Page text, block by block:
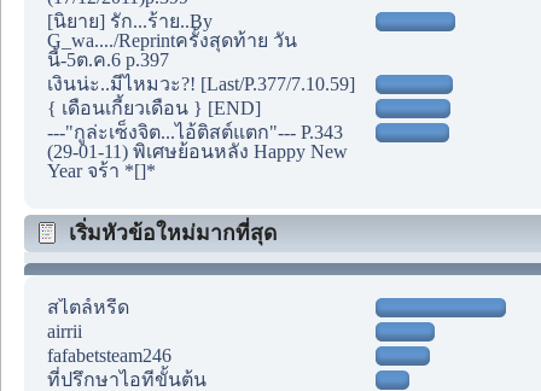
[นิยาย] รัก...ร้าย..By
G_wa..../Reprintครั้งสุดท้าย วัน
นี้-5ต.ค.6 p.397
เงินน่ะ..มีไหมวะ?! [Last/P.377/7.10.59]
{ เดือนเกี้ยวเดือน } [END]
---"กูล่ะเซ็งจิต...ไอ้ติสต์แตก"--- P.343
(29-01-11) พิเศษย้อนหลัง Happy New
Year จร้า *[]*
เริ่มหัวข้อใหม่มากที่สุด
สไตล์หรีด
airrii
fafabetsteam246
ที่ปรึกษาไอทีขั้นต้น